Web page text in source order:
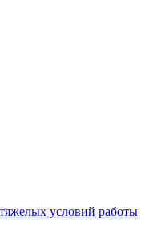
условий работы